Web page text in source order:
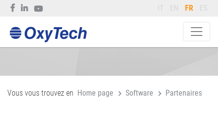
IT EN FR ES
Vous vous trouvez en Home page Software Partenaires